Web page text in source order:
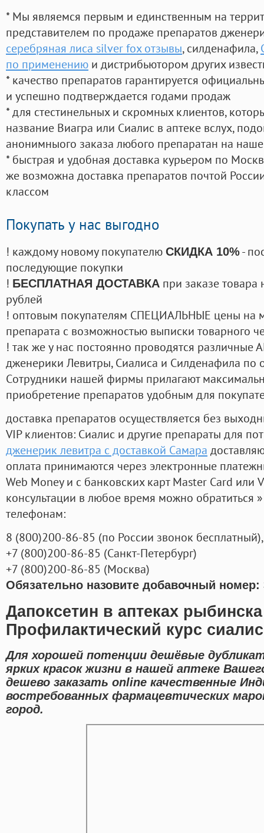
* Мы являемся первым и единственным на
представителем по продаже препаратов
серебряная лиса silver fox отзывы, силденафила,
по применению и дистрибьютором других
* качество препаратов гарантируется
и успешно подтверждается годами продаж
* для стестинельных и скромных клиентов,
название Виагра или Сиалис в аптеке вслух,
анонимныого заказа любого препаратан на
* быстрая и удобная доставка курьером по
же возможна доставка препаратов почтой
классом
Покупать у нас выгодно
! каждому новому покупателю СКИДКА 10%-
последующие покупки
! БЕСПЛАТНАЯ ДОСТАВКА при заказе
рублей
! оптовым покупателям СПЕЦИАЛЬНЫЕ цены на
препарата с возможностью выписки товарного
! так же у нас постоянно проводятся
дженерики Левитры, Сиалиса и Силденафила по
Cотрудники нашей фирмы прилагают
приобретение препаратов удобным для
доставка препаратов осуществляется без
VIP клиентов: Сиалис и другие препараты для
дженерик левитра с доставкой Самара
оплата принимаются через электронные
Web Money и с банковских карт Master Card или
консультации в любое время можно обратиться
телефонам:
8 (800)200-86-85 (по России звонок бесплатный),
+7 (800)200-86-85 (Санкт-Петербург)
+7 (800)200-86-85 (Москва)
Обязательно назовите добавочный номер:
Дапоксетин в аптеках рыбинска
Профилактический курс сиалис
Для хорошей потенции дешёвые
ярких красок жизни в нашей аптеке
дешево заказать online качественные
востребованных фармацевтических
город.